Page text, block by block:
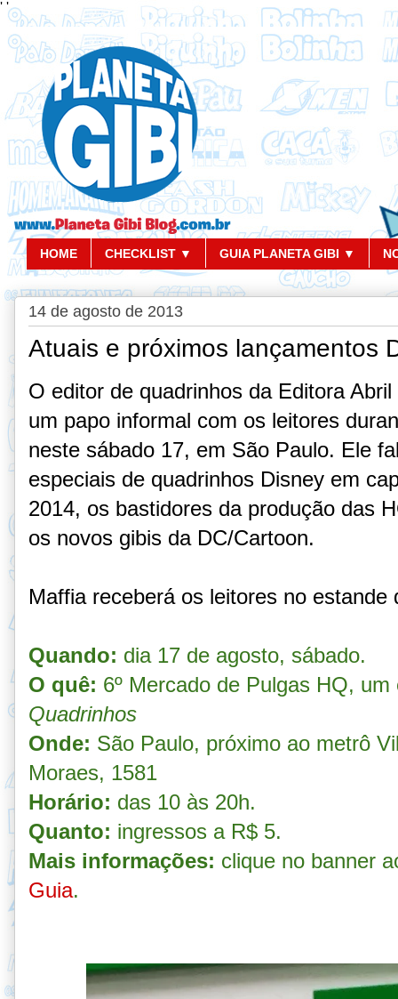
' '
HOME CHECKLIST ▼ GUIA PLANETA GIBI ▼
14 de agosto de 2013
Atuais e próximos lançamentos
O editor de quadrinhos da Editora
um papo informal com os leitores
neste sábado 17, em São Paulo. Ele
especiais de quadrinhos Disney em
2014, os bastidores da produção das
os novos gibis da DC/Cartoon.
Maffia receberá os leitores no estande
Quando: dia 17 de agosto, sábado.
O quê: 6º Mercado de Pulgas HQ,
Quadrinhos
Onde: São Paulo, próximo ao metrô
Moraes, 1581
Horário: das 10 às 20h.
Quanto: ingressos a R$ 5.
Mais informações: clique no banner
Guia.